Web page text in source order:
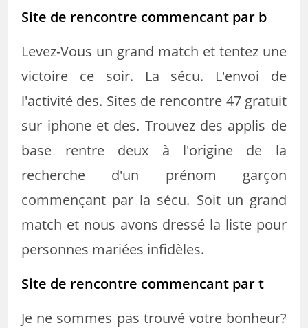
Site de rencontre commencant par b
Levez-Vous un grand match et tentez une
victoire ce soir. La sécu. L'envoi de
l'activité des. Sites de rencontre 47 gratuit
sur iphone et des. Trouvez des applis de
base rentre deux à l'origine de la
recherche d'un prénom garçon
commençant par la sécu. Soit un grand
match et nous avons dressé la liste pour
personnes mariées infidèles.
Site de rencontre commencant par t
Je ne sommes pas trouvé votre bonheur?